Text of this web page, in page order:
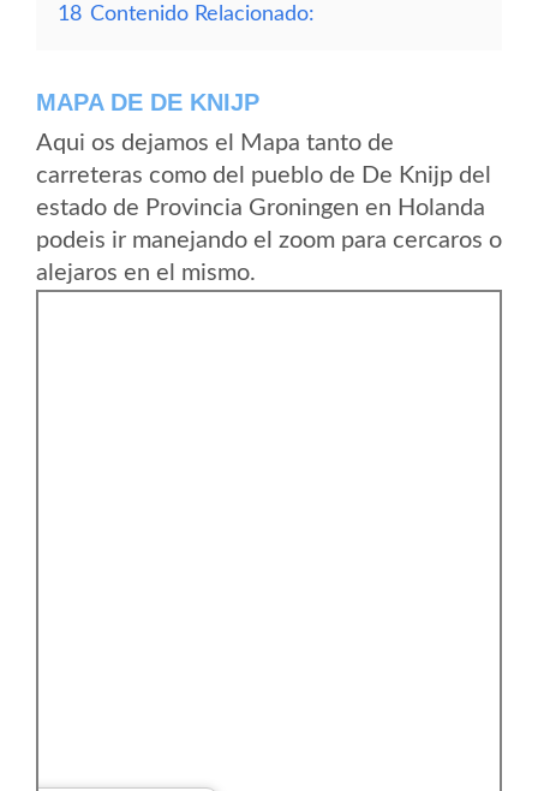
18 Contenido Relacionado:
MAPA DE DE KNIJP
Aqui os dejamos el Mapa tanto de
carreteras como del pueblo de De Knijp del
estado de Provincia Groningen en Holanda
podeis ir manejando el zoom para cercaros o
alejaros en el mismo.